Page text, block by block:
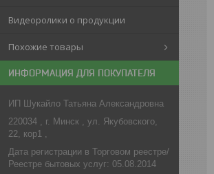
Видеоролики о продукции
Похожие товары
ИНФОРМАЦИЯ ДЛЯ ПОКУПАТЕЛЯ
ИП Шукайло Татьяна Александровна
220034 , г. Минск , ул. Якубовского,
22, кор1 ,
Дата регистрации в Торговом реестре/
Реестре бытовых услуг: 05.08.2014